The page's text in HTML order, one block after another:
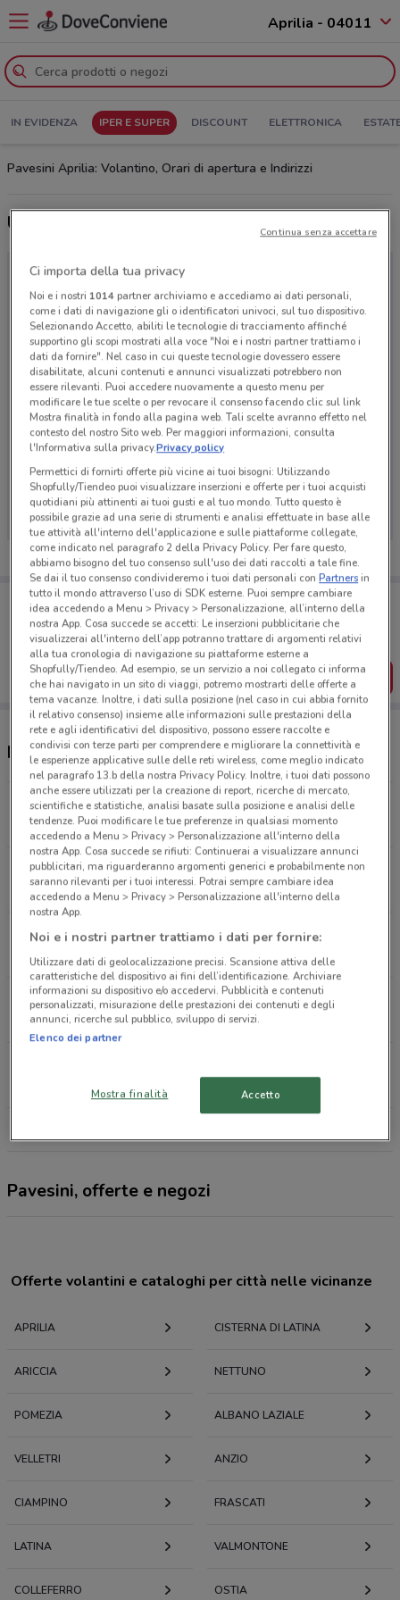
Aprilia - 04011
IN EVIDENZA IPER E SUPER DISCOUNT ELETTRONICA
Pavesini Aprilia: Volantino, Orari di apertura e Indirizzi
Ultime offerte del volantino Pavesini
Ci dispiace, al momento non abbiamo pubblicato
volantini nella tua zona. Riprova più tardi.
Porta DoveConviene sempre con te!
Puoi trovare le migliori offerte dei negozi vicino a te,
salvarle e creare la tua lista del risparmio, comodamente
dal tuo cellulare.
SCARICA L’APP
Negozi Pavesini a Aprilia
Piazza Benedetto Croce, 38 Aprilia
200 m
CHIUSO
Via Degli Oleandri, 20 Aprilia
258 m
CHIUSO
Via Dei Mille, 34 Aprilia
496 m
CHIUSO
Via Mascagni, 16 Aprilia
731 m
CHIUSO
799 m
CHIUSO
Pavesini, offerte e negozi
Offerte volantini e cataloghi per città nelle vicinanze
APRILIA CISTERNA DI LATINA
ARICCIA NETTUNO
POMEZIA ALBANO LAZIALE
VELLETRI ANZIO
CIAMPINO FRASCATI
LATINA VALMONTONE
COLLEFERRO OSTIA
Ci importa della tua privacy
Noi e i nostri 1014partner archiviamo e accediamo ai dati personali,
come i dati di navigazione gli o identificatori univoci, sul tuo dispositivo.
Selezionando Accetto, abiliti le tecnologie di tracciamento affinché
supportino gli scopi mostrati alla voce "Noi e i nostri partner trattiamo i
dati da fornire". Nel caso in cui queste tecnologie dovessero essere
disabilitate, alcuni contenuti e annunci visualizzati potrebbero non
essere rilevanti. Puoi accedere nuovamente a questo menu per
modificare le tue scelte o per revocare il consenso facendo clic sul link
Mostra finalità in fondo alla pagina web. Tali scelte avranno effetto nel
contesto del nostro Sito web. Per maggiori informazioni, consulta
l'Informativa sulla privacy.Privacy policy
Permettici di fornirti offerte più vicine ai tuoi bisogni: Utilizzando
Shopfully/Tiendeo puoi visualizzare inserzioni e offerte per i tuoi acquisti
quotidiani più attinenti ai tuoi gusti e al tuo mondo. Tutto questo è
possibile grazie ad una serie di strumenti e analisi effettuate in base alle
tue attività all'interno dell'applicazione e sulle piattaforme collegate,
come indicato nel paragrafo 2 della Privacy Policy. Per fare questo,
abbiamo bisogno del tuo consenso sull'uso dei dati raccolti a tale fine.
Se dai il tuo consenso condivideremo i tuoi dati personali conPartnersin
tutto il mondo attraverso l’uso di SDK esterne. Puoi sempre cambiare
idea accedendo a Menu > Privacy > Personalizzazione, all’interno della
nostra App. Cosa succede se accetti: Le inserzioni pubblicitarie che
visualizzerai all'interno dell’app potranno trattare di argomenti relativi
alla tua cronologia di navigazione su piattaforme esterne a
Shopfully/Tiendeo. Ad esempio, se un servizio a noi collegato ci informa
che hai navigato in un sito di viaggi, potremo mostrarti delle offerte a
tema vacanze. Inoltre, i dati sulla posizione (nel caso in cui abbia fornito
il relativo consenso) insieme alle informazioni sulle prestazioni della
rete e agli identificativi del dispositivo, possono essere raccolte e
condivisi con terze parti per comprendere e migliorare la connettività e
le esperienze applicative sulle delle reti wireless, come meglio indicato
nel paragrafo 13.b della nostra Privacy Policy. Inoltre, i tuoi dati possono
anche essere utilizzati per la creazione di report, ricerche di mercato,
scientifiche e statistiche, analisi basate sulla posizione e analisi delle
tendenze. Puoi modificare le tue preferenze in qualsiasi momento
accedendo a Menu > Privacy > Personalizzazione all'interno della
nostra App. Cosa succede se rifiuti: Continuerai a visualizzare annunci
pubblicitari, ma riguarderanno argomenti generici e probabilmente non
saranno rilevanti per i tuoi interessi. Potrai sempre cambiare idea
accedendo a Menu > Privacy > Personalizzazione all'interno della
nostra App.
Noi e i nostri partner trattiamo i dati per fornire:
Utilizzare dati di geolocalizzazione precisi. Scansione attiva delle
caratteristiche del dispositivo ai fini dell’identificazione. Archiviare
informazioni su dispositivo e/o accedervi. Pubblicità e contenuti
personalizzati, misurazione delle prestazioni dei contenuti e degli
annunci, ricerche sul pubblico, sviluppo di servizi.
Elenco dei partner
Mostra finalità Accetto
Continua senza accettare